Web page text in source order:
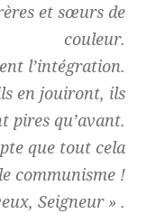
et sœurs de
couleur.
l’intégration.
en jouiront, ils
pires qu’avant.
que tout cela
communisme !
Seigneur » .